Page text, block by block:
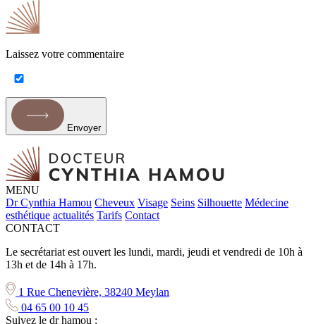
Laissez votre commentaire
Envoyer
MENU
Dr Cynthia Hamou Cheveux Visage Seins Silhouette Médecine
esthétique actualités Tarifs Contact
CONTACT
Le secrétariat est ouvert les lundi, mardi, jeudi et vendredi de 10h à
13h et de 14h à 17h.
1 Rue Chenevière, 38240 Meylan
04 65 00 10 45
Suivez le dr hamou :